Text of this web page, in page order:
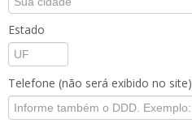
Estado
Telefone (não será exibido no site)